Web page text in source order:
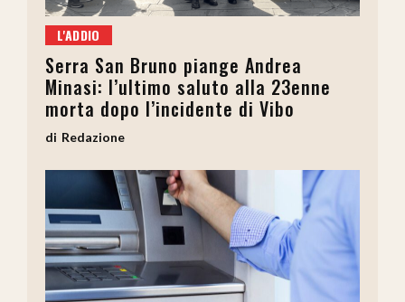
L'ADDIO
Serra San Bruno piange Andrea
Minasi: l’ultimo saluto alla 23enne
morta dopo l’incidente di Vibo
Redazione